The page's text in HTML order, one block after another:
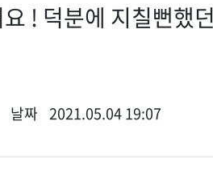
! 덕분에 지칠뻔했
날짜 2021.05.04 19:07